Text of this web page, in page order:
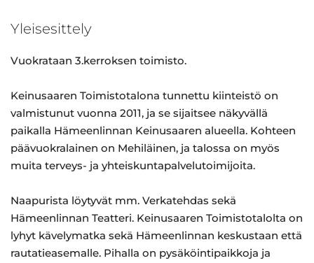
Yleisesittely
Vuokrataan 3.kerroksen toimisto.
Keinusaaren Toimistotalona tunnettu kiinteistö on
valmistunut vuonna 2011, ja se sijaitsee näkyvällä
paikalla Hämeenlinnan Keinusaaren alueella. Kohteen
päävuokralainen on Mehiläinen, ja talossa on myös
muita terveys- ja yhteiskuntapalvelutoimijoita.
Naapurista löytyvät mm. Verkatehdas sekä
Hämeenlinnan Teatteri. Keinusaaren Toimistotalolta on
lyhyt kävelymatka sekä Hämeenlinnan keskustaan että
rautatieasemalle. Pihalla on pysäköintipaikkoja ja